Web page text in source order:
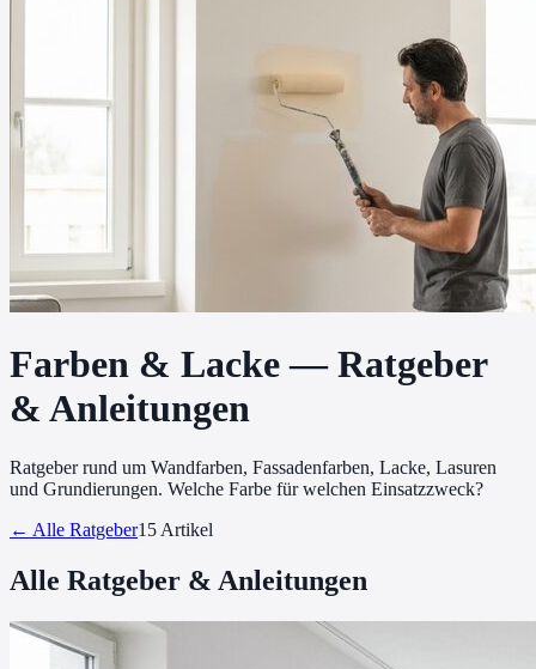
Farben & Lacke— Ratgeber
& Anleitungen
Ratgeber rund um Wandfarben, Fassadenfarben, Lacke, Lasuren
und Grundierungen. Welche Farbe für welchen Einsatzzweck?
← Alle Ratgeber15 Artikel
Alle Ratgeber & Anleitungen